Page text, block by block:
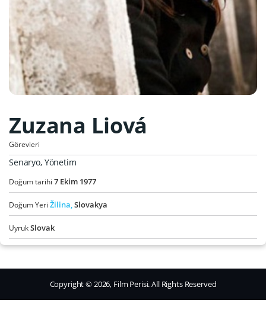
Zuzana Liová
Görevleri
Senaryo, Yönetim
Doğum tarihi 7 Ekim 1977
Doğum Yeri Žilina,Slovakya
UyrukSlovak
Copyright © 2026, Film Perisi. All Rights Reserved